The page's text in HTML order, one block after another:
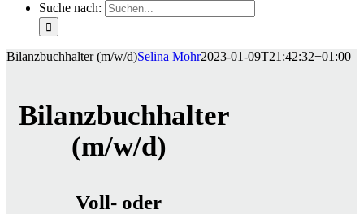
Suche nach:
Bilanzbuchhalter (m/w/d)Selina Mohr2023-01-09T21:42:32+01:00
Bilanzbuchhalter
(m/w/d)
Voll- oder